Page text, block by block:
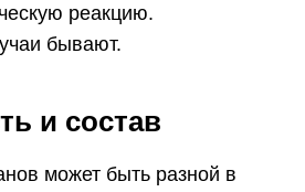
реакцию.
бывают.
и состав
может быть разной в